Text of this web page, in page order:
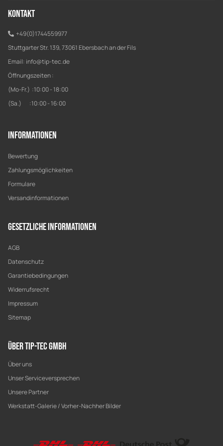
Kontakt
+49(0)1744559977
Stuttgarter Str. 139, 73061 Ebersbach an der Fils
Email: info@tip-tec.de
Öffnungszeiten :
(Mo-Fr.) :10:00 - 18:00
(Sa.) :10:00 - 16:00
Informationen
Bewertung
Zahlungsmöglichkeiten
Formulare
Versandinformationen
Gesetzliche Informationen
AGB
Datenschutz
Garantiebedingungen
Widerrufsrecht
Impressum
Sitemap
Über Tip-Tec GmbH
Über uns
Unser Serviceversprechen
Unsere Partner
Werkstatt-Galerie / Vorher-Nachher Bilder